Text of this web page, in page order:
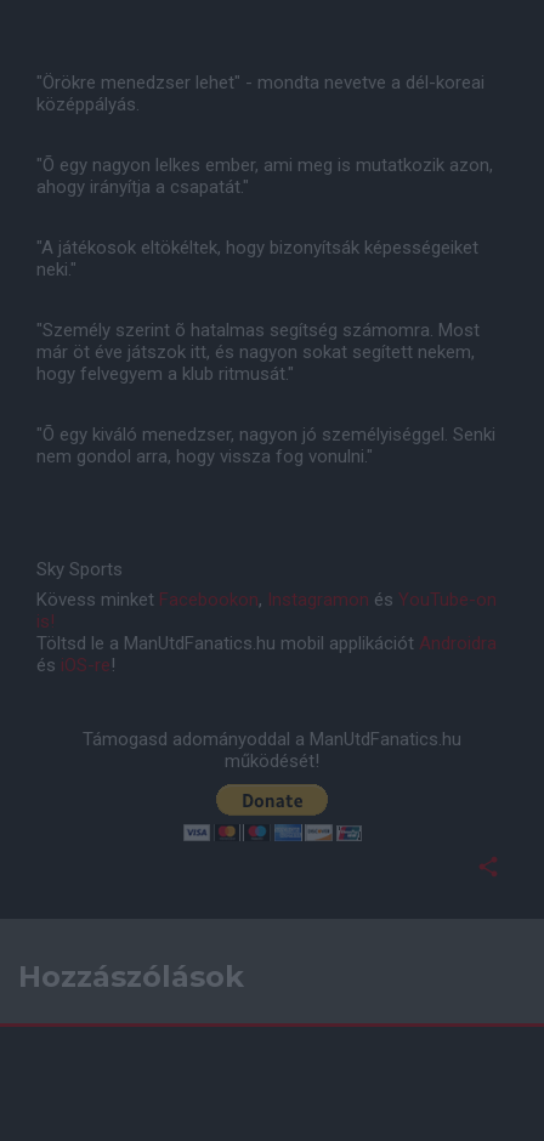
"Örökre menedzser lehet" - mondta nevetve a dél-koreai
középpályás.
"Õ egy nagyon lelkes ember, ami meg is mutatkozik azon,
ahogy irányítja a csapatát."
"A játékosok eltökéltek, hogy bizonyítsák képességeiket
neki."
"Személy szerint õ hatalmas segítség számomra. Most
már öt éve játszok itt, és nagyon sokat segített nekem,
hogy felvegyem a klub ritmusát."
"Õ egy kiváló menedzser, nagyon jó személyiséggel. Senki
nem gondol arra, hogy vissza fog vonulni."
Sky Sports
Kövess minket Facebookon, Instagramon és YouTube-on
is!
Töltsd le a ManUtdFanatics.hu mobil applikációt Androidra
és iOS-re!
Támogasd adományoddal a ManUtdFanatics.hu
működését!
Hozzászólások